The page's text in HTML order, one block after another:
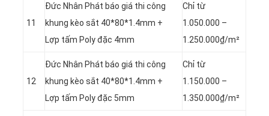
11
Đức Nhân Phát báo giá thi công
khung kèo sắt 40*80*1.4mm +
Lợp tấm Poly đặc 4mm
Chỉ từ
1.050.000 –
1.250.000₫/m²
12
Đức Nhân Phát báo giá thi công
khung kèo sắt 40*80*1.4mm +
Lợp tấm Poly đặc 5mm
Chỉ từ
1.150.000 –
1.350.000₫/m²